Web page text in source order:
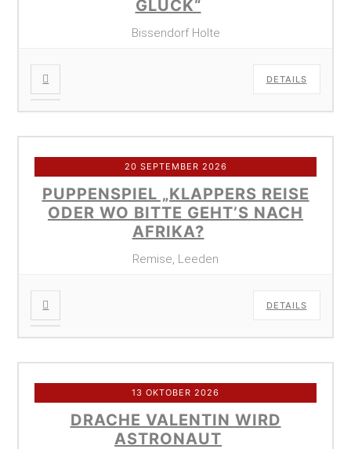
GLÜCK“
Bissendorf Holte
DETAILS
20 SEPTEMBER 2026
PUPPENSPIEL „KLAPPERS REISE
ODER WO BITTE GEHT’S NACH
AFRIKA?
Remise, Leeden
DETAILS
13 OKTOBER 2026
DRACHE VALENTIN WIRD
ASTRONAUT